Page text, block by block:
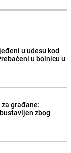
u udesu kod
u bolnicu u
građane:
zbog